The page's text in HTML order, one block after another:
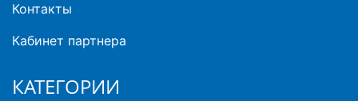
Контакты
Кабинет партнера
КАТЕГОРИИ